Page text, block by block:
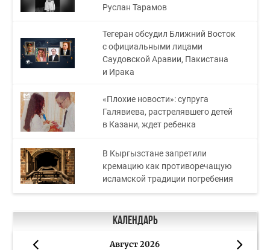
Руслан Тарамов
Тегеран обсудил Ближний Восток
с официальными лицами
Саудовской Аравии, Пакистана
и Ирака
«Плохие новости»: супруга
Галявиева, растрелявшего детей
в Казани, ждет ребенка
В Кыргызстане запретили
кремацию как противоречащую
исламской традиции погребения
Календарь
Август 2026